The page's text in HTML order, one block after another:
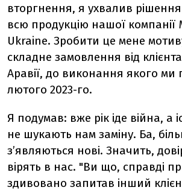
вторгнення, я ухвалив
всю продукцію нашої компанії
Ukraine. Зробити це мене
складне замовлення від клієнта
Аравії, до виконання якого ми
лютого 2023-го.
Я подумав: вже рік іде війна, а
не шукають нам заміну. Ба,
з’являються нові. Значить,
вірять в нас. "Ви що, справді
здивовано запитав інший